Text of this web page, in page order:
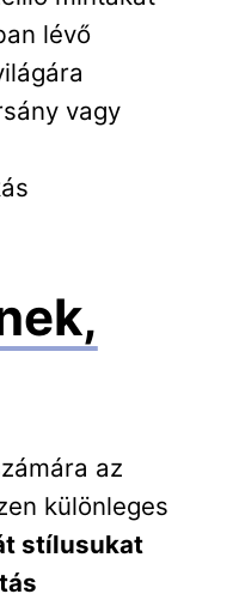
lévő
vagy
az
különleges
stílusukat